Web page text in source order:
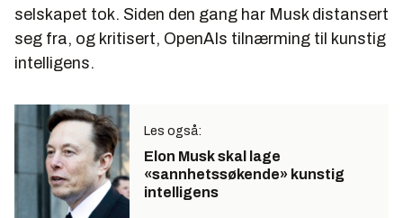
selskapet tok. Siden den gang har Musk distansert
seg fra, og kritisert, OpenAIs tilnærming til kunstig
intelligens.
Les også:
Elon Musk skal lage
«sannhetssøkende» kunstig
intelligens